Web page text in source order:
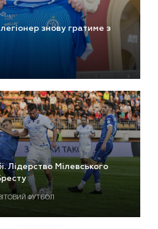
знову гратиме з
Лідерство Мілевського
ФУТБОЛ